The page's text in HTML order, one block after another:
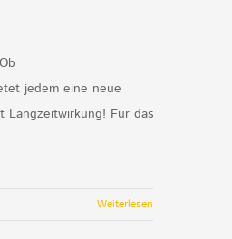
jedem eine neue
Langzeitwirkung! Für das
Weiterlesen